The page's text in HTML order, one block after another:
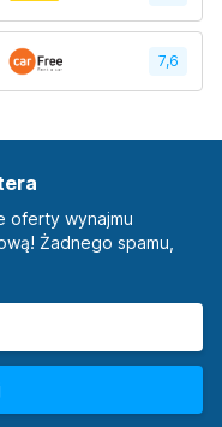
7,6
oferty wynajmu
Żadnego spamu,